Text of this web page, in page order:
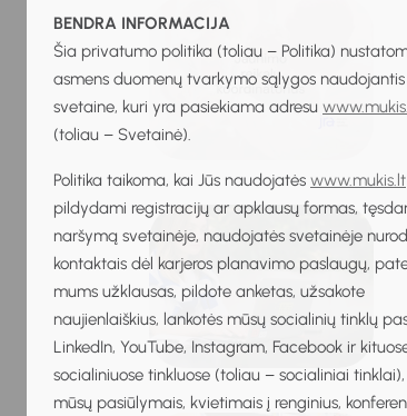
BENDRA INFORMACIJA
Šia privatumo politika (toliau – Politika)
asmens duomenų tvarkymo sąlygos naudojantis
svetaine, kuri yra pasiekiama adresu
(toliau – Svetainė).
Politika taikoma, kai Jūs naudojatės www.mukis.lt
pildydami registracijų ar apklausų formas,
naršymą svetainėje, naudojatės svetainėje
kontaktais dėl karjeros planavimo paslaugų,
mums užklausas, pildote anketas, užsakote
naujienlaiškius, lankotės mūsų socialinių tinklų
LinkedIn, YouTube, Instagram, Facebook ir
socialiniuose tinkluose (toliau – socialiniai
mūsų pasiūlymais, kvietimais į renginius,